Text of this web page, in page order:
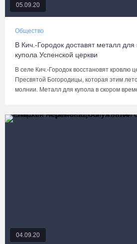
05.09.20
Общество
В Кич.-Городок доставят металл для
купола Успенской церкви
В селе Кич.-Городок восстановят кровлю
Пресвятой Богородицы, которая этим
молнии. Металл для купола в скором
04.09.20